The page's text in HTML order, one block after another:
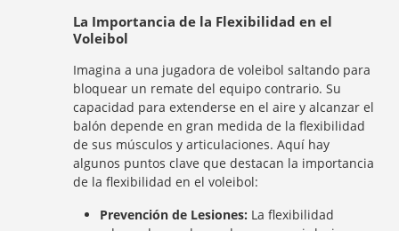
La Importancia de la Flexibilidad en el
Voleibol
Imagina a una jugadora de voleibol saltando para
bloquear un remate del equipo contrario. Su
capacidad para extenderse en el aire y alcanzar el
balón depende en gran medida de la flexibilidad
de sus músculos y articulaciones. Aquí hay
algunos puntos clave que destacan la importancia
de la flexibilidad en el voleibol:
Prevención de Lesiones: La flexibilidad